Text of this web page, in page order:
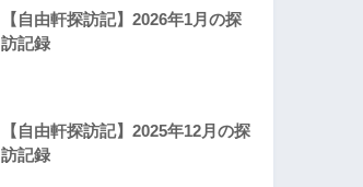
【自由軒探訪記】2026年1月の探
訪記録
【自由軒探訪記】2025年12月の探
訪記録